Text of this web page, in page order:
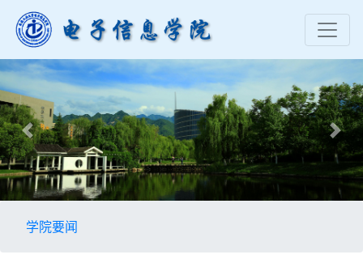
Previous Next
学院要闻